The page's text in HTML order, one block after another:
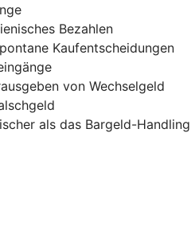
Bezahlen
Kaufentscheidungen
von Wechselgeld
als das Bargeld-Handling